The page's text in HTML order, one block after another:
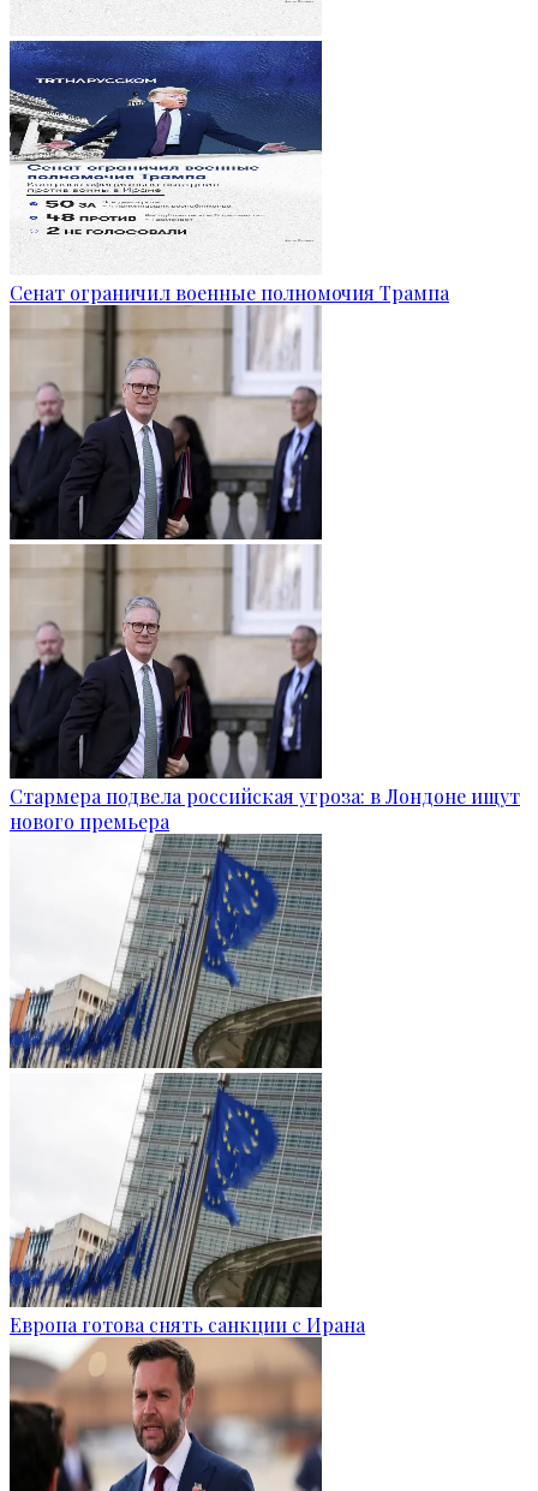
Сенат ограничил военные полномочия Трампа
Стармера подвела российская угроза: в Лондоне ищут
нового премьера
Европа готова снять санкции с Ирана